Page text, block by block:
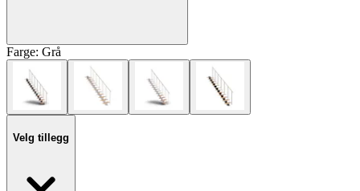
Farge: Grå
Velg tillegg